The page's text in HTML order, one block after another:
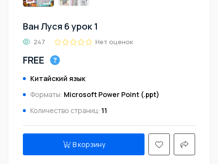
Ван Луся 6 урок 1
247 Нет оценок
FREE
Китайский язык
Форматы: Microsoft Power Point (.ppt)
Количество страниц: 11
В корзину